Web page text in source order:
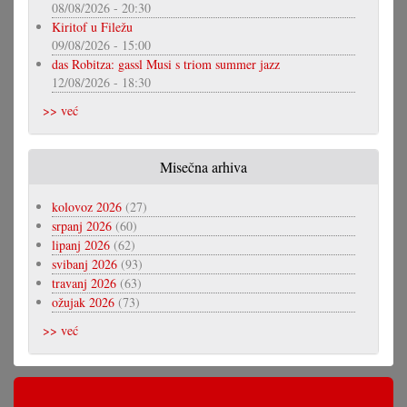
08/08/2026 - 20:30
Kiritof u Filežu
09/08/2026 - 15:00
das Robitza: gassl Musi s triom summer jazz
12/08/2026 - 18:30
>> već
Misečna arhiva
kolovoz 2026 (27)
srpanj 2026 (60)
lipanj 2026 (62)
svibanj 2026 (93)
travanj 2026 (63)
ožujak 2026 (73)
>> već